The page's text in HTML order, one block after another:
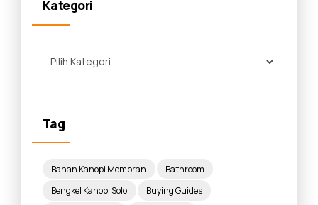
Kategori
Tag
Bahan Kanopi Membran
Bathroom
Bengkel Kanopi Solo
Buying Guides